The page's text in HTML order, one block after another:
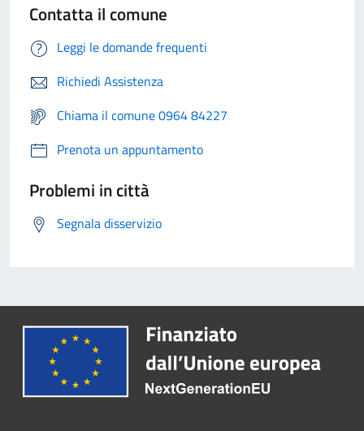
Contatta il comune
Leggi le domande frequenti
Richiedi Assistenza
Chiama il comune 0964 84227
Prenota un appuntamento
Problemi in città
Segnala disservizio